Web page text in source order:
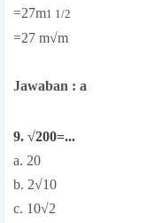
=27m1 1/2
=27 m√m
Jawaban : a
9. √200=...
a. 20
b. 2√10
c. 10√2